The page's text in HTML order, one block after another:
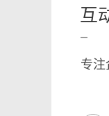
互
专